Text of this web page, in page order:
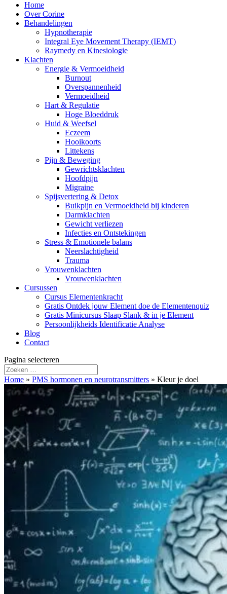
Home
Over Corine
Behandelingen
Hypnotherapie
Integral Eye Movement Therapy (IEMT)
Raymedy en Kinesiologie
Klachten
Energie & Vermoeidheid
Burnout
Overspannenheid
Vermoeidheid
Hart & Regulatie
Hoge Bloeddruk
Huid & Weefsel
Eczeem
Hooikoorts
Littekens
Pijn & Beweging
Gewrichtsklachten
Hoofdpijn
Migraine
Spijsvertering & Detox
Buikpijn en Vermoeidheid bij kinderen
Darmklachten
Gewicht verliezen
Infecties en Ontstekingen
Stress & Emotionele balans
Neerslachtigheid
Trauma
Vrouwenklachten
Vrouwenklachten
Cursussen
Cursus Elementenkracht
Gratis Ontdek jouw Element doe de Elementenquiz
Gratis Minicursus Slaap Slank & in je Element
Persoonlijkheids Identificatie Analyse
Blog
Contact
Pagina selecteren
Home » PMS hormonen en neurotransmitters » Kleur je doel